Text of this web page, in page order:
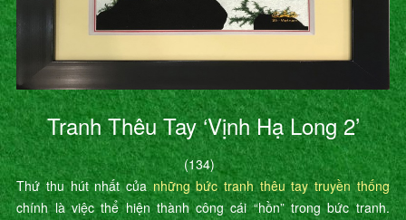
Tranh Thêu Tay ‘Vịnh Hạ Long 2’
(134)
Thứ thu hút nhất củanhững bức tranh thêu tay truyền thống
chính là việc thể hiện thành công cái “hồn” trong bức tranh.